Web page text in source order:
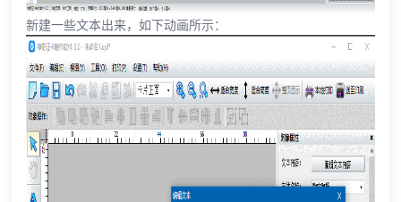
新建一些文本出来，如下动画所示：